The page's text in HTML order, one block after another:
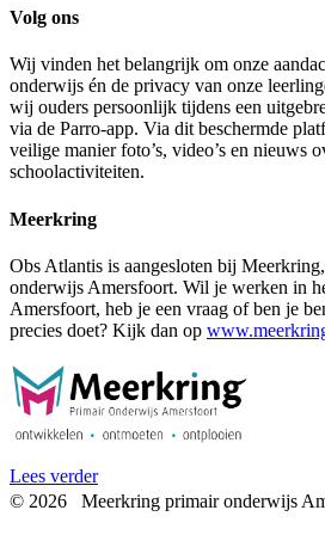
Volg ons
Wij vinden het belangrijk om onze
onderwijs én de privacy van onze
wij ouders persoonlijk tijdens een
via de Parro-app. Via dit beschermde
veilige manier foto’s, video’s en nieuws
schoolactiviteiten.
Meerkring
Obs Atlantis is aangesloten bij
onderwijs Amersfoort. Wil je werken in
Amersfoort, heb je een vraag of ben je
precies doet? Kijk dan op
Lees verder
© 2026 Meerkring primair onderwijs